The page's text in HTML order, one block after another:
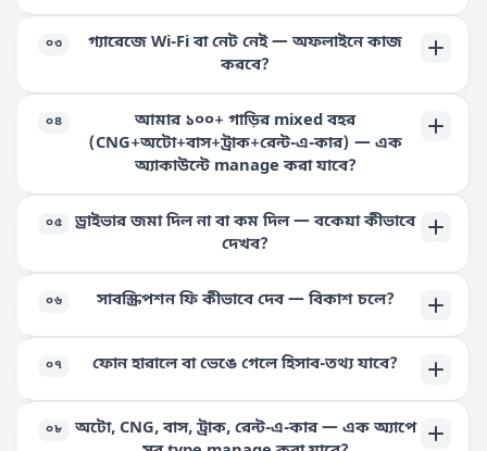
০৩
গ্যারেজে Wi-Fi বা নেট নেই — অফলাইনে কাজ
করবে?
০৪
আমার ১০০+ গাড়ির mixed বহর
(CNG+অটো+বাস+ট্রাক+রেন্ট-এ-কার) — এক
অ্যাকাউন্টে manage করা যাবে?
০৫
ড্রাইভার জমা দিল না বা কম দিল — বকেয়া কীভাবে
দেখব?
০৬ সাবস্ক্রিপশন ফি কীভাবে দেব — বিকাশ চলে?
০৭ ফোন হারালে বা ভেঙে গেলে হিসাব-তথ্য যাবে?
০৮
অটো, CNG, বাস, ট্রাক, রেন্ট-এ-কার — এক অ্যাপে